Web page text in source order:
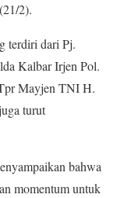
2).
terdiri dari Pj.
Kalbar Irjen Pol.
Mayjen TNI H.
turut
bahwa
momentum untuk